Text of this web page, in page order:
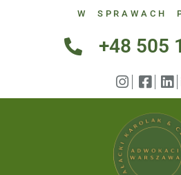
W SPRAWACH
+48 505